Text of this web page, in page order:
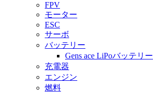
FPV
モーター
ESC
サーボ
バッテリー
Gens ace LiPoバッテリー
充電器
エンジン
燃料